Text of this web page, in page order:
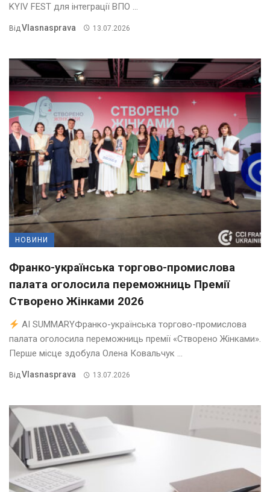
KYIV FEST для інтеграції ВПО ...
Від Vlasnasprava 13.07.2026
НОВИНИ
Франко-українська торгово-промислова
палата оголосила переможниць Премії
Створено Жінками 2026
AI SUMMARYФранко-українська торгово-промислова
палата оголосила переможниць премії «Створено Жінками».
Перше місце здобула Олена Ковальчук ...
ВідVlasnasprava 13.07.2026